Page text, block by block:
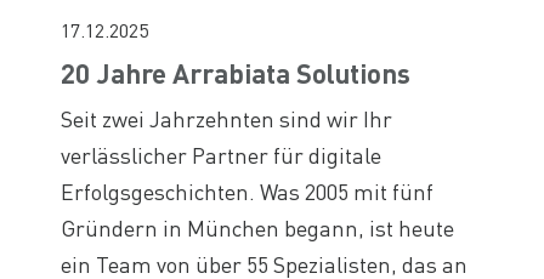
17.12.2025
20 Jahre Arrabiata Solutions
Seit zwei Jahrzehnten sind wir Ihr
verlässlicher Partner für digitale
Erfolgsgeschichten. Was 2005 mit fünf
Gründern in München begann, ist heute
ein Team von über 55 Spezialisten, das an